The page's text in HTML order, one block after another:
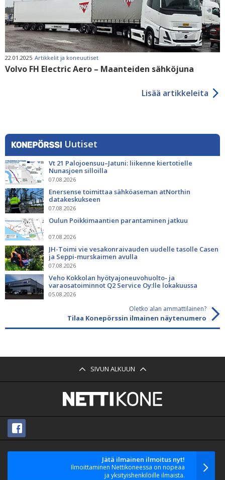
22.01.2025 Artikkelit ja koneuutiset
Volvo FH Electric Aero – Maanteiden sähköjuna
Lisää artikkeleita
Uutiset
Vt 21 Palojoensuu–Jatuni: liikenne kiertotielle
Nunasjoen silloilla
07.08.2026
Enersense toimittaa sähköaseman atNorthin
datakeskukseen
07.08.2026
Oulun Poikkimaantien parantaminen jatkuu
07.08.2026
JH-Toimi vie vesakonraivauden uudelle tasolle Casen
ja Seppi-murskaimen avulla
07.08.2026
Veho Kokkolan hyötyajoneuvohuolto- ja
varaosatoiminnot Q2 Service Oy:lle lokakuussa
05.08.2026
Oletko alan ammattilainen?
Tilaa Konepörssin ilmainen näytenumero
SIVUN ALKUUN
Jätä ilmainen ilmoitus nyt!
Ilmoittaminen Nettikoneessa on nopeaa
ja yksityishenkilöille ilmaista.